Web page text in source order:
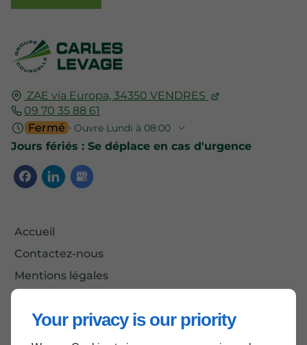
Your privacy is our priority
ZAE via Europa,34350 VENDRES
09 70 35 88 61
Fermé ⋅ Ouvre Lundi à 08:00
Jours fériés : Se déplace en cas d'urgence
Accueil
Contactez-nous
Mentions légales